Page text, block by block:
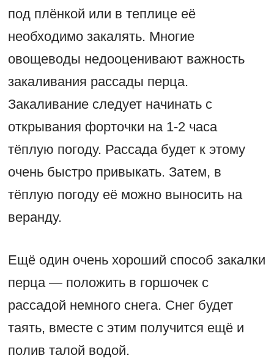
под плёнкой или в теплице её
необходимо закалять. Многие
овощеводы недооценивают важность
закаливания рассады перца.
Закаливание следует начинать с
открывания форточки на 1-2 часа
тёплую погоду. Рассада будет к этому
очень быстро привыкать. Затем, в
тёплую погоду её можно выносить на
веранду.
Ещё один очень хороший способ закалки
перца — положить в горшочек с
рассадой немного снега. Снег будет
таять, вместе с этим получится ещё и
полив талой водой.